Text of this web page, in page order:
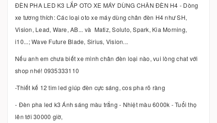
ĐÈN PHA LED K3 LẮP OTO XE MÁY DÙNG CHÂN ĐÈN H4 - Dòng
xe tương thích: Các loại oto xe máy dùng chân đèn H4 như SH,
Vision, Lead, Ware, AB... và Matiz, Soluto, Spark, Kia Morning,
i10...; Wave Future Blade, Sirius, Vision...
Nếu anh em chưa biết xe mình chân đèn loại nào, vui lòng chat với
shop nhé! 0935333110
-Thiết kế 12 tim led giúp đèn cực sáng, cos pha rõ ràng
- Đèn pha led k3 Ánh sáng màu trắng - Nhiệt màu 6000k - Tuổi thọ
lên tới 30000 giờ,